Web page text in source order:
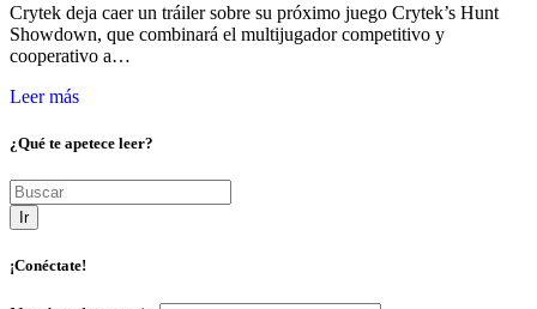
Crytek deja caer un tráiler sobre su próximo juego Crytek’s Hunt
Showdown, que combinará el multijugador competitivo y
cooperativo a…
Leer más
¿Qué te apetece leer?
Ir
¡Conéctate!